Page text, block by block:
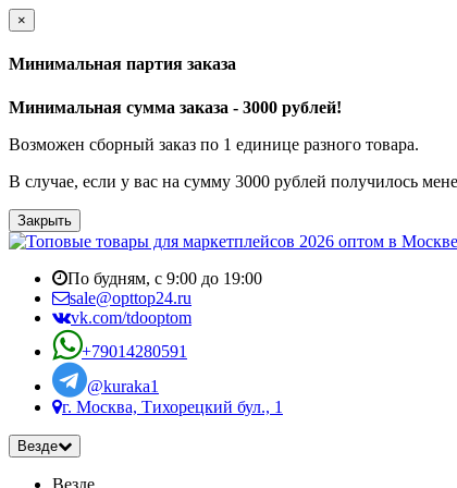
×
Минимальная партия заказа
Минимальная сумма заказа - 3000 рублей!
Возможен сборный заказ по 1 единице разного товара.
В случае, если у вас на сумму 3000 рублей получилось
Закрыть
По будням, с 9:00 до 19:00
sale@opttop24.ru
vk.com/tdooptom
+79014280591
@kuraka1
г. Москва, Тихорецкий бул., 1
Везде
Везде